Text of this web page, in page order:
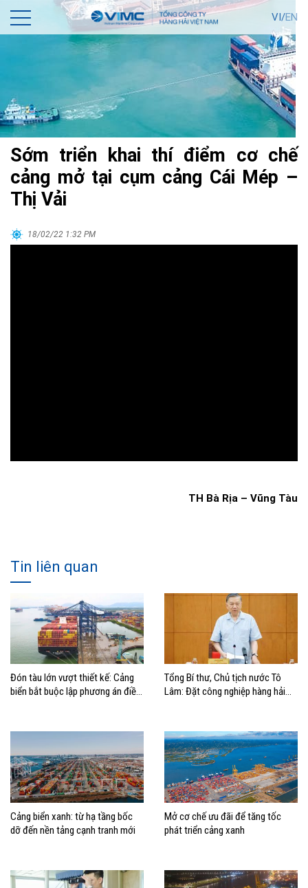
VI/EN
Sớm triển khai thí điểm cơ chế
cảng mở tại cụm cảng Cái Mép –
Thị Vải
18/02/22 1:32 PM
TH Bà Rịa – Vũng Tàu
Tin liên quan
Đón tàu lớn vượt thiết kế: Cảng
biển bắt buộc lập phương án điều
Tổng Bí thư, Chủ tịch nước Tô
Lâm: Đặt công nghiệp hàng hải
biển mạnh
Cảng biển xanh: từ hạ tầng bốc
dỡ đến nền tảng cạnh tranh mới
Mở cơ chế ưu đãi để tăng tốc
phát triển cảng xanh